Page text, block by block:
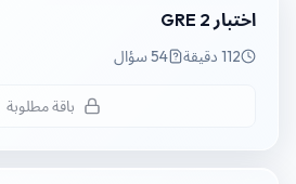
اختبار GRE 2
112 دقيقة 54 سؤال
باقة مطلوبة